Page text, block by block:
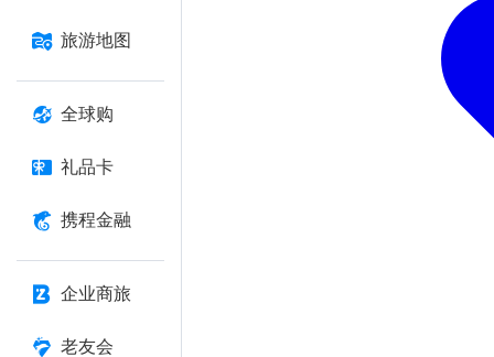
旅游地图
全球购
礼品卡
携程金融
企业商旅
老友会